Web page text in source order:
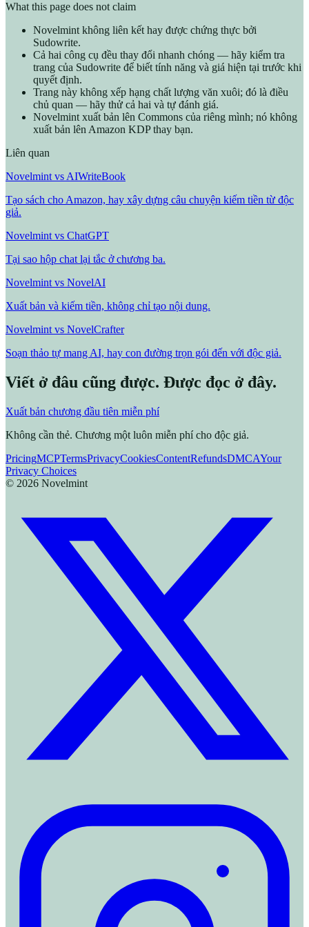
What this page does not claim
Novelmint không liên kết hay được chứng thực bởi
Sudowrite.
Cả hai công cụ đều thay đổi nhanh chóng — hãy kiểm tra
trang của Sudowrite để biết tính năng và giá hiện tại trước khi
quyết định.
Trang này không xếp hạng chất lượng văn xuôi; đó là điều
chủ quan — hãy thử cả hai và tự đánh giá.
Novelmint xuất bản lên Commons của riêng mình; nó không
xuất bản lên Amazon KDP thay bạn.
Liên quan
Novelmint vs AIWriteBook
Tạo sách cho Amazon, hay xây dựng câu chuyện kiếm tiền từ độc
giả.
Novelmint vs ChatGPT
Tại sao hộp chat lại tắc ở chương ba.
Novelmint vs NovelAI
Xuất bản và kiếm tiền, không chỉ tạo nội dung.
Novelmint vs NovelCrafter
Soạn thảo tự mang AI, hay con đường trọn gói đến với độc giả.
Viết ở đâu cũng được. Được đọc ở đây.
Xuất bản chương đầu tiên miễn phí
Không cần thẻ. Chương một luôn miễn phí cho độc giả.
PricingMCPTermsPrivacyCookiesContentRefundsDMCAYour
Privacy Choices
© 2026 Novelmint